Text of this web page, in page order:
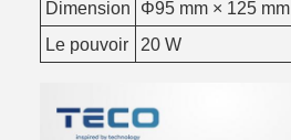
Dimension
Φ95 mm × 125 mm
Le pouvoir
20 W